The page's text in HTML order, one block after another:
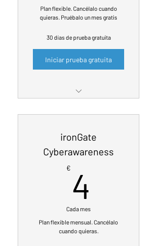
1 dispositivo por suscripción
Plan flexible. Cancélalo cuando
quieras. Pruébalo un mes gratis
30 días de prueba gratuita
Iniciar prueba gratuita
ironGate para iPhone, iPad o
Incluye servicio notificación
de brechas ironGate
DataBreach
1 dispositivo por suscripción
ironGate
Cyberawareness
€ 4
Cada mes
Plan flexible mensual. Cancélalo
cuando quieras.